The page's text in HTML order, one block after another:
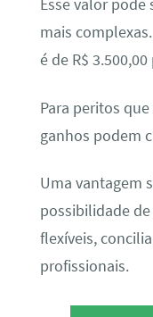
Esse valor
mais
é de R$
Para peritos
ganhos podem
Uma vantagem
possibilidade
flexíveis,
profissionais.